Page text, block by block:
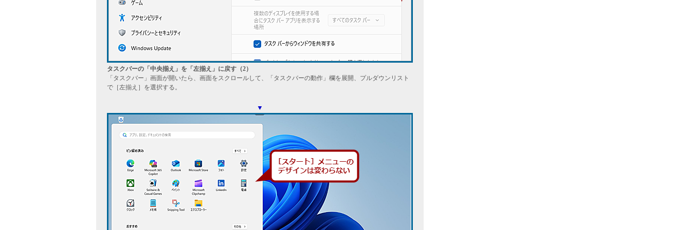
タスクバーの「中央揃え」を「左揃え」に戻す（2）
「タスクバー」画面が開いたら、画面をスクロールして、「タスクバーの動作」欄を展開、プルダウンリスト
で［左揃え］を選択する。
▼